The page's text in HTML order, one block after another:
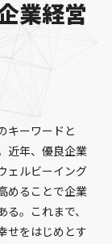
業経営
キーワードと
近年、優良企業
ェルビーイング
めることで企業
。これまで、
せをはじめとす